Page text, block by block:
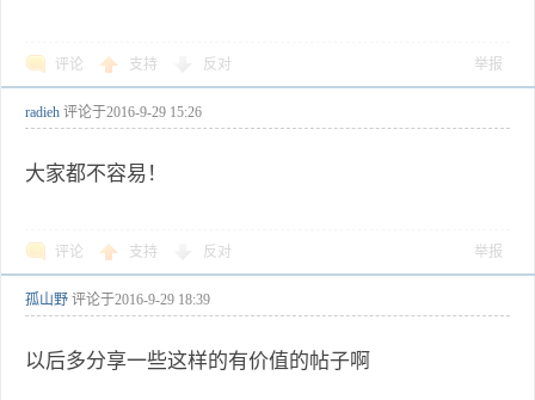
评论 支持 反对 举报
radieh 评论于2016-9-29 15:26
大家都不容易！
评论 支持 反对 举报
孤山野 评论于2016-9-29 18:39
以后多分享一些这样的有价值的帖子啊